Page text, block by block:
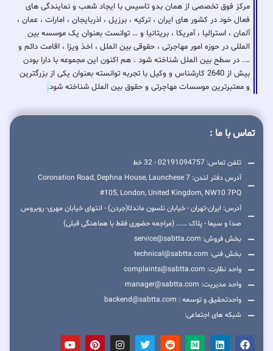
مرکز فوق تخصصی از همان بدو تاسیس با ایجاد شعب و نمایندگی های
فعال خود در کشور های ایران ، ترکیه ، برزیل ، اذربایجان ، امارات ، عمان ،
آلمان ، استرالیا ، آمریکا ، بریتانیا و … توانست بعنوان یک موسسه بین
المللی در حوزه امور مهاجرتی ، حقوقی بین الملل ، اخذ ویزا ، اقامت دائم و
…. در سطح بین الملل شناخته شود . هم اکنون این مجموعه با دارا بودن
بیش از 2640 کارشناس و وکیل با تجربه توانسته بعنوان یکی از بزرگترین
و معتبرترین موسسات مهاجرتی و حقوق بین الملل شناخته شود.
تماس با ما :
تلفن تماس: 02191094757 - 32 خط
آدرس دفتر لندن: 7 Coronation Road, Dephna House, Launchese
#105, London, United Kingdom, NW10 7PQ
آدرس: ایران-تهران - خیابان نلسون ماندلا(جردن) - انتهای خیابان مهری- روبروس
صدا و سیما - پلاک ...... (مراجعه حضوری فقط با هماهنگی قبلی)
بخش فروش: service@sabtta.com
بخش فنی: technical@sabtta.com
واحد نظارت: complaints@sabtta.com
واحد مدیریت: manager@sabtta.com
واحدتحقیق و توسعه : backend@sabtta.com
شبکه های اجتماعی: